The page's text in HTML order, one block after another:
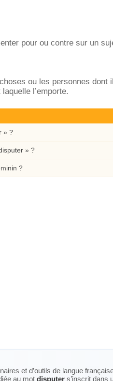
pour ou contre sur un
ou les personnes dont
l’emporte.
» ?
» ?
?
et d’outils de langue
au mot disputer s’inscrit dans